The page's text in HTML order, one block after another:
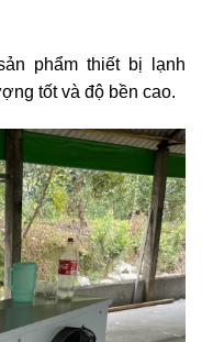
phẩm thiết bị lạnh
tốt và độ bền cao.